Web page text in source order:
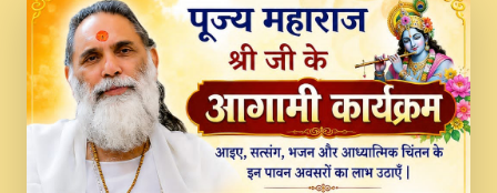
PRABHU KUTEER CHANNEL.mp3
Kina Sohna Tera Bhawan Sajaya Mata
Vaishno Devi Aarti Mata Rani Bhajan By
Lakhwinder Wadali Ji.mp3
MERE MANN VICH KANTH KALER
NEW PUNAJBI DEVOTIONAL SONG 2017